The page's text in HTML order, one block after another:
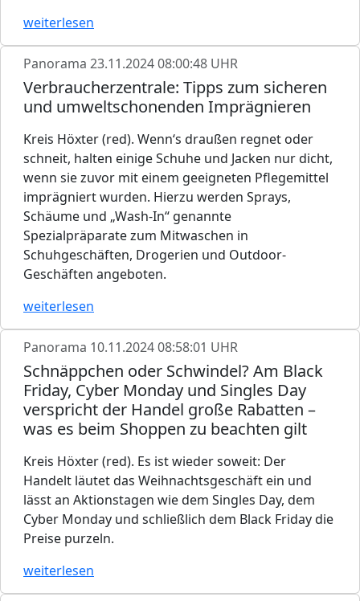
weiterlesen
Panorama 23.11.2024 08:00:48 UHR
Verbraucherzentrale: Tipps zum sicheren
und umweltschonenden Imprägnieren
Kreis Höxter (red). Wenn‘s draußen regnet oder
schneit, halten einige Schuhe und Jacken nur dicht,
wenn sie zuvor mit einem geeigneten Pflegemittel
imprägniert wurden. Hierzu werden Sprays,
Schäume und „Wash-In“ genannte
Spezialpräparate zum Mitwaschen in
Schuhgeschäften, Drogerien und Outdoor-
Geschäften angeboten.
weiterlesen
Panorama 10.11.2024 08:58:01 UHR
Schnäppchen oder Schwindel? Am Black
Friday, Cyber Monday und Singles Day
verspricht der Handel große Rabatten –
was es beim Shoppen zu beachten gilt
Kreis Höxter (red). Es ist wieder soweit: Der
Handelt läutet das Weihnachtsgeschäft ein und
lässt an Aktionstagen wie dem Singles Day, dem
Cyber Monday und schließlich dem Black Friday die
Preise purzeln.
weiterlesen